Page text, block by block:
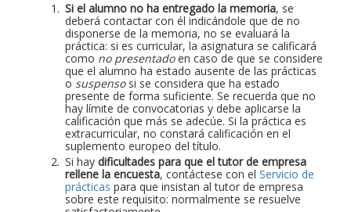
Si el alumno no ha entregado la memoria, se
deberá contactar con él indicándole que de no
disponerse de la memoria, no se evaluará la
práctica: si es curricular, la asignatura se calificará
como no presentadoen caso de que se considere
que el alumno ha estado ausente de las prácticas
o suspensosi se considera que ha estado
presente de forma suficiente. Se recuerda que no
hay límite de convocatorias y debe aplicarse la
calificación que más se adecúe. Si la práctica es
extracurricular, no constará calificación en el
suplemento europeo del título.
Si hay dificultades para que el tutor de empresa
rellene la encuesta, contáctese con el Servicio de
prácticas para que insistan al tutor de empresa
sobre este requisito: normalmente se resuelve